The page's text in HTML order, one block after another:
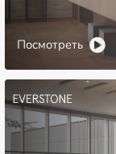
Посмотреть